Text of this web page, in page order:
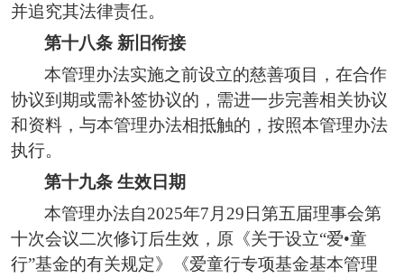
并追究其法律责任。
第十八条 新旧衔接
本管理办法实施之前设立的慈善项目 ， 在合作
协议到期或需补签协议的，需进一步完善相关协议
和资料，与本管理办法相抵触的，按照本管理办法
执行。
第十九条 生效日期
本管理办法自2025年7月29日第五届理事会第
十次会议二次修订后生效，原《关于设立“爱•童
行”基金的有关规定》《爱童行专项基金基本管理